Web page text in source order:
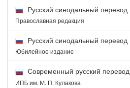
Русский синодальный перевод
Православная редакция
Русский синодальный перевод
Юбилейное издание
Современный русский перевод
ИПБ им. М. П. Кулакова